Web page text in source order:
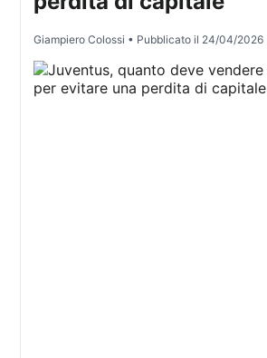
Giampiero Colossi • Pubblicato il 24/04/2026